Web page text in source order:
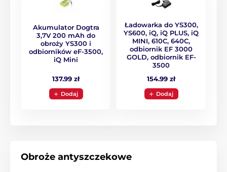
Dogtra YS300 doładujesz za pomocą
pracy zależy od częstotliwości
uruchamiania się obroży.
zanurzalna do 1m. Możesz jej używać
Akumulator Dogtra
3,7V 200 mAh do
obroży YS300 i
odbiorników eF-3500,
iQ Mini
137.99 zł
Dodaj
Ładowarka do YS300,
YS600, iQ, iQ PLUS, iQ
MINI, 610C, 640C,
odbiornik EF 3000
GOLD, odbiornik EF-
3500
154.99 zł
Dodaj
Obroże antyszczekowe